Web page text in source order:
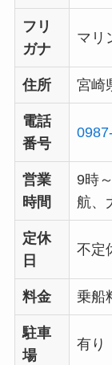
フリ
ガナ
マリ
住所 宮崎
電話
番号
営業
時間
9時
航、
定休
日
不定
料金 乗船
駐車
場
有り